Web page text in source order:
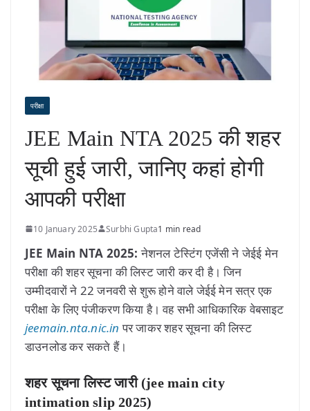
परीक्षा
JEE Main NTA 2025 की शहर
सूची हुई जारी, जानिए कहां होगी
आपकी परीक्षा
10 January 2025 Surbhi Gupta1 min read
JEE Main NTA 2025:नेशनल टेस्टिंग एजेंसी ने जेईई मेन
परीक्षा की शहर सूचना की लिस्ट जारी कर दी है। जिन
उम्मीदवारों ने 22 जनवरी से शुरू होने वाले जेईई मेन सत्र एक
परीक्षा के लिए पंजीकरण किया है। वह सभी आधिकारिक वेबसाइट
jeemain.nta.nic.in पर जाकर शहर सूचना की लिस्ट
डाउनलोड कर सकते हैं।
शहर सूचना लिस्ट जारी(jee main city
intimation slip 2025)